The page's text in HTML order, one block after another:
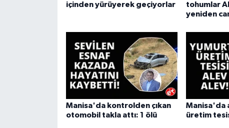
içinden yürüyerek geçiyorlar
tohumlar
yeniden
Manisa'da kontrolden çıkan
otomobil takla attı: 1 ölü
Manisa'da
üretim